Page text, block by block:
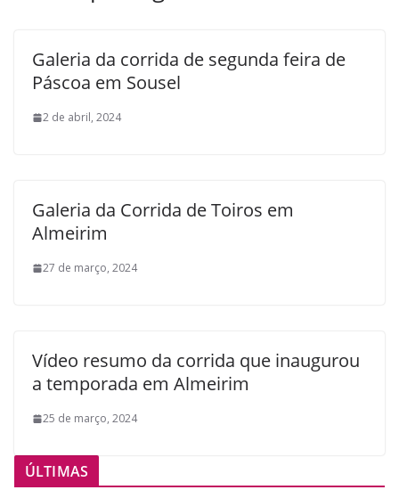
Galeria da corrida de segunda feira de
Páscoa em Sousel
2 de abril, 2024
Galeria da Corrida de Toiros em
Almeirim
27 de março, 2024
Vídeo resumo da corrida que inaugurou
a temporada em Almeirim
25 de março, 2024
ÚLTIMAS